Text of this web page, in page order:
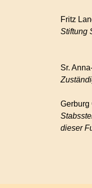
Fritz
Stiftung
Sr.
Gerburg
dieser